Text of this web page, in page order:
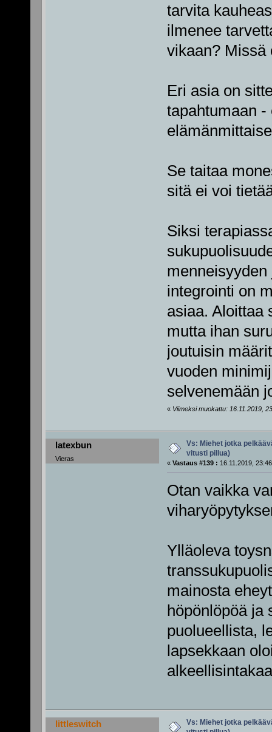
tarvita
ilmenee
vikaan? Missä
Eri asia on
tapahtumaan -
Se taitaa
sitä ei voi
Siksi
integrointi on
asiaa. Aloittaa
mutta ihan
joutuisin
vuoden
selvenemään
« Viimeksi muokattu: 16.11.2019,
latexbun
Vieras
Vs: Miehet jotka
vitusti pillua)
« Vastaus #139 : 16.11.2019,
Otan vaikka
Ylläoleva
mainosta
höpönlöpöä ja
puolueellista,
lapsekkaan
littleswitch
Vs: Miehet jotka